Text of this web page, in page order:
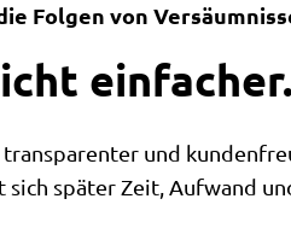
Folgen von
und
später Zeit, Aufwand